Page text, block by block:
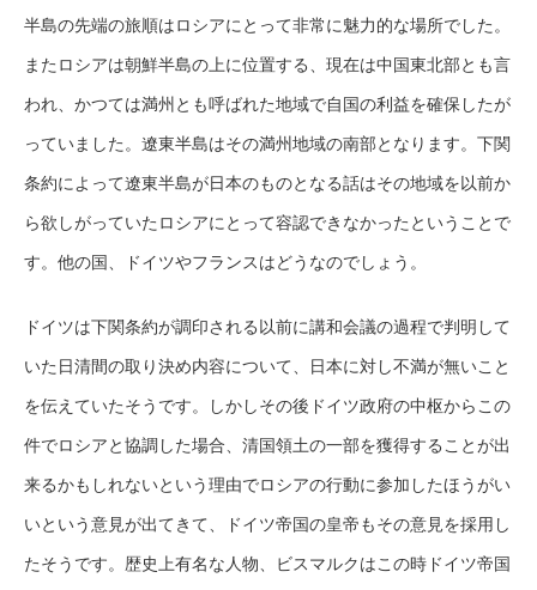
半島の先端の旅順はロシアにとって非常に魅力的な場所でした。
またロシアは朝鮮半島の上に位置する、現在は中国東北部とも言
われ、かつては満州とも呼ばれた地域で自国の利益を確保したが
っていました。遼東半島はその満州地域の南部となります。下関
条約によって遼東半島が日本のものとなる話はその地域を以前か
ら欲しがっていたロシアにとって容認できなかったということで
す。他の国、ドイツやフランスはどうなのでしょう。
ドイツは下関条約が調印される以前に講和会議の過程で判明して
いた日清間の取り決め内容について、日本に対し不満が無いこと
を伝えていたそうです。しかしその後ドイツ政府の中枢からこの
件でロシアと協調した場合、清国領土の一部を獲得することが出
来るかもしれないという理由でロシアの行動に参加したほうがい
いという意見が出てきて、ドイツ帝国の皇帝もその意見を採用し
たそうです。歴史上有名な人物、ビスマルクはこの時ドイツ帝国